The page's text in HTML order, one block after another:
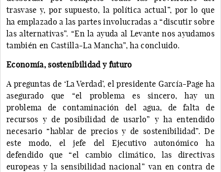
trasvase y, por supuesto, la política actual”, por lo que
ha emplazado a las partes involucradas a “discutir sobre
las alternativas”. “En la ayuda al Levante nos ayudamos
también en Castilla-La Mancha”, ha concluido.
Economía, sostenibilidad y futuro
A preguntas de ‘La Verdad’, el presidente García-Page ha
asegurado que “el problema es sincero, hay un
problema de contaminación del agua, de falta de
recursos y de posibilidad de usarlo” y ha entendido
necesario “hablar de precios y de sostenibilidad”. De
este modo, el jefe del Ejecutivo autonómico ha
defendido que “el cambio climático, las directivas
europeas y la sensibilidad nacional” van en contra de